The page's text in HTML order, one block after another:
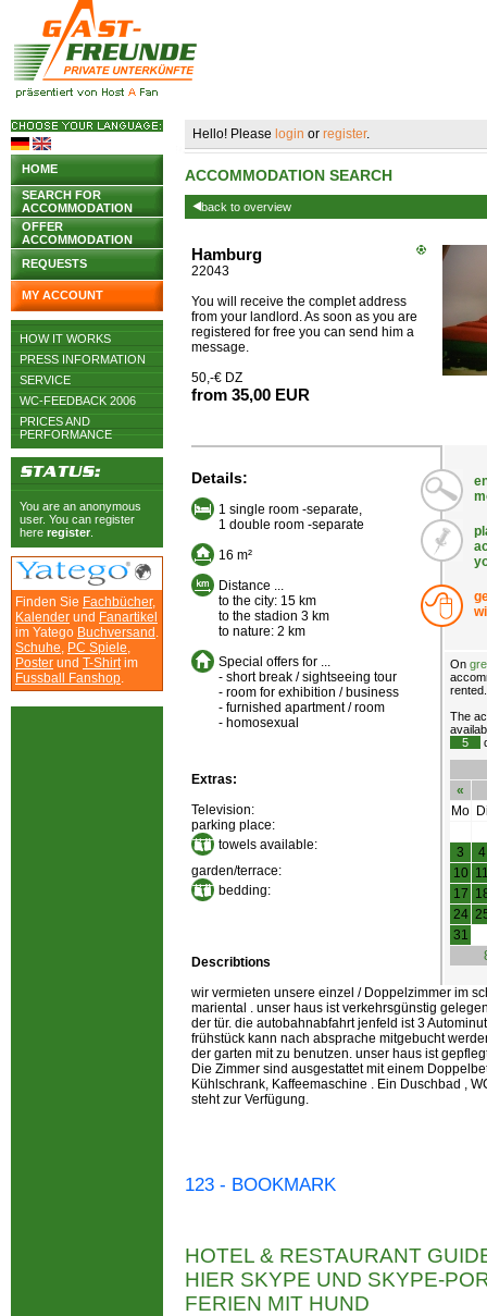
HOME
SEARCH FOR
ACCOMMODATION
OFFER
ACCOMMODATION
REQUESTS
MY ACCOUNT
HOW IT WORKS
PRESS INFORMATION
SERVICE
WC-FEEDBACK 2006
PRICES AND
PERFORMANCE
You are an anonymous
user. You can register
here register
Finden Sie Fachbücher,
Kalender und Fanartikel
im Yatego Buchversand .
Schuhe, PC Spiele,
Poster und T-Shirtim
Fussball Fanshop.
Hello! Please login or register.
ACCOMMODATION SEARCH
back to overview
Hamburg
22043
You will receive the complet address
from your landlord. As soon as you are
registered for free you can send him a
message.
50,-€ DZ
from 35,00 EUR
On
rented.
The
5
«
Mo
3
4
10
17
24
31
Details:
1 single room -separate,
1 double room -separate
16 m²
Distance ...
to the city: 15 km
to the stadion 3 km
to nature: 2 km
Special offers for ...
- short break / sightseeing tour
- room for exhibition / business
- furnished apartment / room
- homosexual
Extras:
Television:
parking place:
towels available:
garden/terrace:
bedding:
Describtions
wir vermieten unsere einzel / Doppelzimmer im
mariental . unser haus ist verkehrsgünstig
der tür. die autobahnabfahrt jenfeld ist 3
frühstück kann nach absprache mitgebucht
der garten mit zu benutzen. unser haus ist
Die Zimmer sind ausgestattet mit einem
Kühlschrank, Kaffeemaschine . Ein Duschbad ,
steht zur Verfügung.
123 - BOOKMARK
HOTEL & RESTAURANT
HIER SKYPE UND SKYPE-
FERIEN MIT HUND